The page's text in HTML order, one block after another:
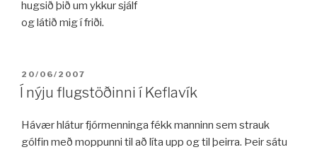
hugsið þið um ykkur sjálf
og látið mig í friði.
BIRT:
20/06/2007
Í nýju flugstöðinni í Keflavík
Hávær hlátur fjórmenninga fékk manninn sem strauk
gólfin með moppunni til að líta upp og til þeirra. Þeir sátu